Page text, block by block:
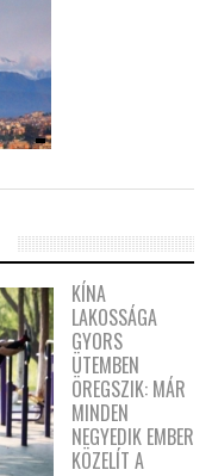
KÍNA
LAKOSSÁGA
GYORS
ÜTEMBEN
ÖREGSZIK: MÁR
MINDEN
NEGYEDIK EMBER
KÖZELÍT A